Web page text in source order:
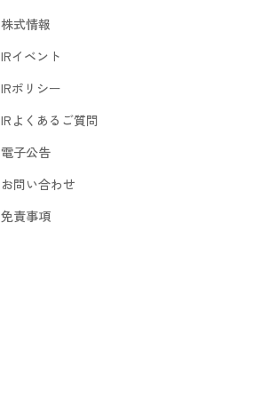
株式情報
IRイベント
IRポリシー
IRよくあるご質問
電子公告
お問い合わせ
免責事項